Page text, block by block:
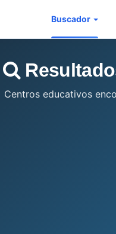
Buscador
Centros educativos